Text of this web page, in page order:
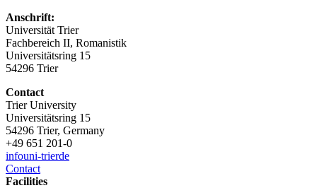
Anschrift:
Universität Trier
Fachbereich II, Romanistik
Universitätsring 15
54296 Trier
Contact
Trier University
Universitätsring 15
54296 Trier, Germany
+49 651 201-0
infouni-trierde
Contact
Facilities